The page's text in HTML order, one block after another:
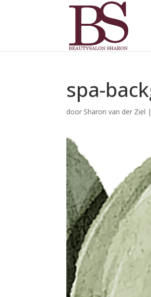
spa-
door Sharon van der Ziel |